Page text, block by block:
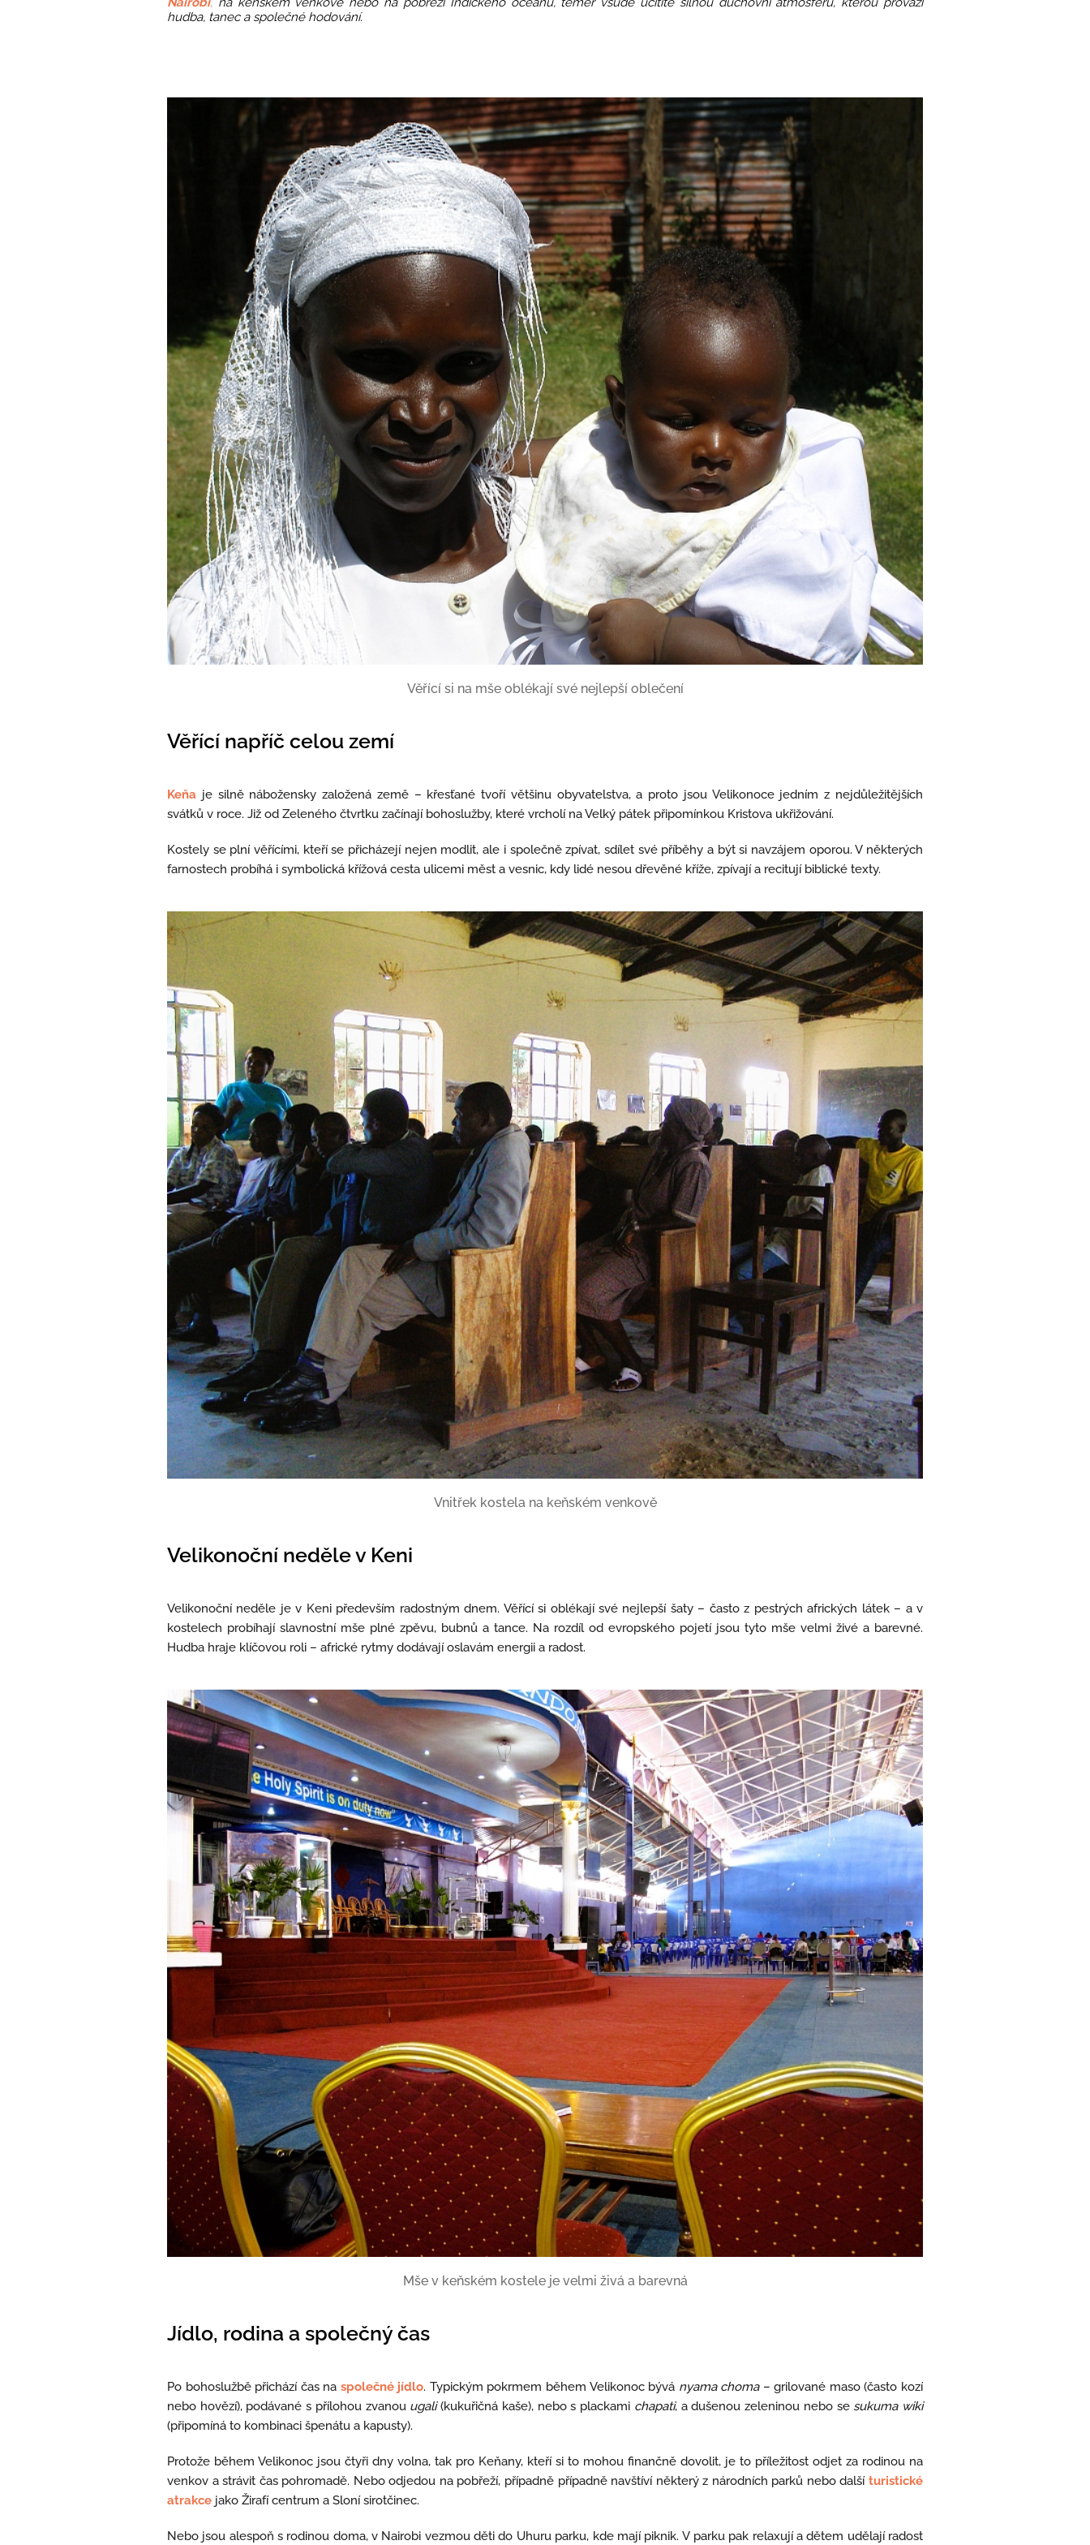
hudba, tanec a společné hodování.
Věřící si na mše oblékají své nejlepší oblečení
Věřící napříč celou zemí
Keňa je silně nábožensky založená země – křesťané tvoří většinu obyvatelstva, a proto jsou Velikonoce jedním z nejdůležitějších
svátků v roce. Již od Zeleného čtvrtku začínají bohoslužby, které vrcholí na Velký pátek připomínkou Kristova ukřižování.
Kostely se plní věřícími, kteří se přicházejí nejen modlit, ale i společně zpívat, sdílet své příběhy a být si navzájem oporou. V některých
farnostech probíhá i symbolická křížová cesta ulicemi měst a vesnic, kdy lidé nesou dřevěné kříže, zpívají a recitují biblické texty.
Vnitřek kostela na keňském venkově
Velikonoční neděle v Keni
Velikonoční neděle je v Keni především radostným dnem. Věřící si oblékají své nejlepší šaty – často z pestrých afrických látek – a v
kostelech probíhají slavnostní mše plné zpěvu, bubnů a tance. Na rozdíl od evropského pojetí jsou tyto mše velmi živé a barevné.
Hudba hraje klíčovou roli – africké rytmy dodávají oslavám energii a radost.
Mše v keňském kostele je velmi živá a barevná
Jídlo, rodina a společný čas
Po bohoslužbě přichází čas na společné jídlo. Typickým pokrmem během Velikonoc bývá nyama choma– grilované maso (často kozí
nebo hovězí), podávané s přílohou zvanou ugali(kukuřičná kaše), nebo s plackami chapati, a dušenou zeleninou nebo se sukuma wiki
(připomíná to kombinaci špenátu a kapusty).
Protože během Velikonoc jsou čtyři dny volna, tak pro Keňany, kteří si to mohou finančně dovolit, je to příležitost odjet za rodinou na
venkov a strávit čas pohromadě. Nebo odjedou na pobřeží, případně případně navštíví některý z národních parků nebo další turistické
atrakce jako Žirafí centrum a Sloní sirotčinec.
Nebo jsou alespoň s rodinou doma, v Nairobi vezmou děti do Uhuru parku, kde mají piknik. V parku pak relaxují a dětem udělají radost